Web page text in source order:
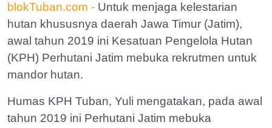
blokTuban.com - Untuk menjaga kelestarian
hutan khususnya daerah Jawa Timur (Jatim),
awal tahun 2019 ini Kesatuan Pengelola Hutan
(KPH) Perhutani Jatim mebuka rekrutmen untuk
mandor hutan.
Humas KPH Tuban, Yuli mengatakan, pada awal
tahun 2019 ini Perhutani Jatim mebuka